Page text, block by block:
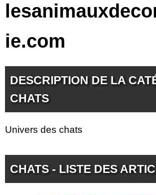
ie.com
DESCRIPTION DE LA
CHATS
Univers des chats
CHATS - LISTE DES